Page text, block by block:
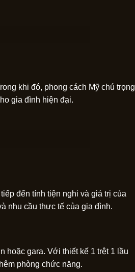
khi đó, phong cách Mỹ chú trọng
gia đình hiện đại.
đến tính tiện nghi và giá trị của
nhu cầu thực tế của gia đình.
hoặc gara. Với thiết kế 1 trệt 1 lầu
phòng chức năng.